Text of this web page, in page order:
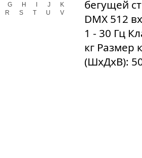
G H J
K
R S T U
V
бегущей
DMX 512
1 - 30 Гц
кг Размер
(ШхДхВ):